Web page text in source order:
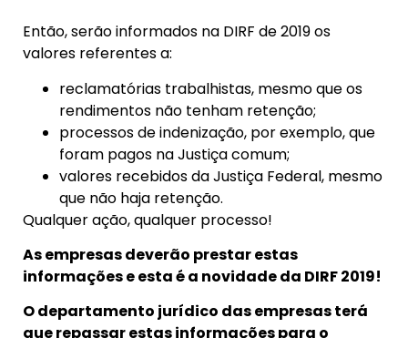
Então, serão informados na DIRF de 2019 os
valores referentes a:
reclamatórias trabalhistas, mesmo que os
rendimentos não tenham retenção;
processos de indenização, por exemplo, que
foram pagos na Justiça comum;
valores recebidos da Justiça Federal, mesmo
que não haja retenção.
Qualquer ação, qualquer processo!
As empresas deverão prestar estas
informações e esta é a novidade da DIRF 2019!
O departamento jurídico das empresas terá
que repassar estas informações para o